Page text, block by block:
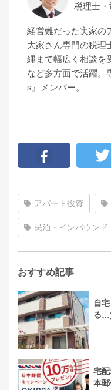
税理士
経営難だった実家の
大家さん専門の税理
縄まで幅広く相談を
など多方面で活躍。
s』メンバー。
アパート投資
民泊・インバウンド
おすすめ記事
自
る…
宅
本